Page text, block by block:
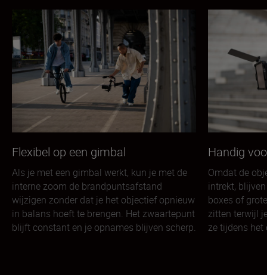
Flexibel op een gimbal
Als je met een gimbal werkt, kun je met de
interne zoom de brandpuntsafstand
wijzigen zonder dat je het objectief opnieuw
in balans hoeft te brengen. Het zwaartepunt
blijft constant en je opnames blijven scherp.
Handig
Omdat de
intrekt,
boxes of
zitten terwijl
ze tijdens